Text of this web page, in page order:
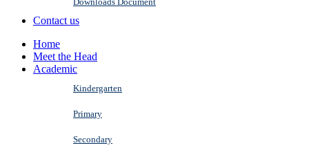
Contact us
Home
Meet the Head
Academic
Kindergarten
Primary
Secondary